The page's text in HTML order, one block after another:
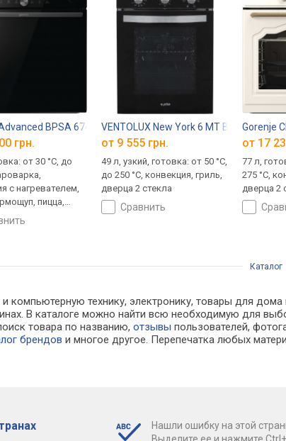
BPSA 6747 DGWI
грн.
от 30 °C, до
с нагревателем,
пицца,
VENTOLUX New York 6 MT BK
от 9 555 грн.
49 л, узкий, готовка: от 50 °C,
до 250 °C, конвекция, гриль,
дверца 2 стекла
сравнить
Gorenje
от 17
77 л,
275 °C,
дверца 2
Каталог
компьютерную технику, электронику, товары для
В каталоге можно найти всю необходимую для
товара по названию,отзывы пользователей,
брендов и многое другое. Перепечатка любых
Нашли ошибку на этой